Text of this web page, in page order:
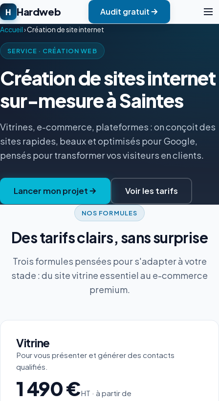
H Hardweb Audit gratuit
Accueil›Création de site internet
SERVICE · CRÉATION WEB
Création de sites internet
sur-mesure à Saintes
Vitrines, e-commerce, plateformes : on conçoit des
sites rapides, beaux et optimisés pour Google,
pensés pour transformer vos visiteurs en clients.
Lancer mon projet Voir les tarifs
NOS FORMULES
Des tarifs clairs, sans surprise
Trois formules pensées pour s'adapter à votre
stade : du site vitrine essentiel au e-commerce
premium.
Vitrine
Pour vous présenter et générer des contacts
qualifiés.
1 490 €HT · à partir de